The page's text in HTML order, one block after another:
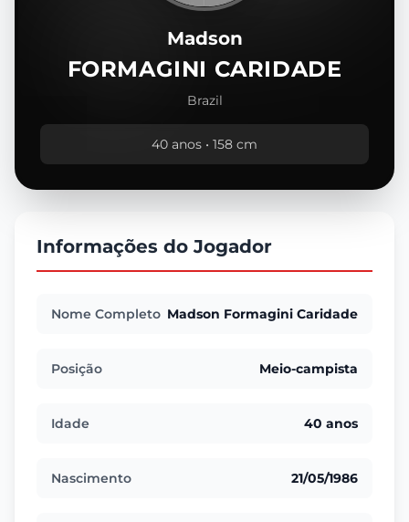
Madson
FORMAGINI CARIDADE
Brazil
40 anos • 158 cm
Informações do Jogador
Nome Completo Madson Formagini Caridade
Posição Meio-campista
Idade 40 anos
Nascimento 21/05/1986